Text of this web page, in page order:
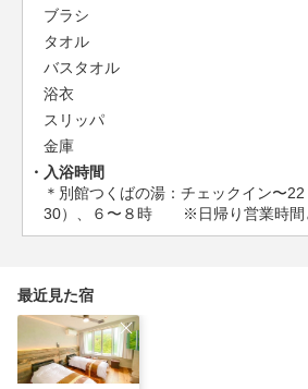
ブラシ
タオル
バスタオル
浴衣
スリッパ
金庫
入浴時間
＊別館つくばの湯：チェックイン〜
30）、６〜８時 ※日帰り営業時間
最近見た宿